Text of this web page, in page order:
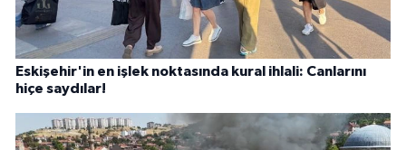
Eskişehir'in en işlek noktasında kural ihlali: Canlarını
hiçe saydılar!